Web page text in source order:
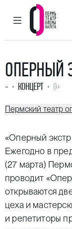
ГЛАВНОЕ МЕНЮ
ОПЕРНЫЙ
- КОНЦЕРТ 0+
Пермский театр
«Оперный
Ежегодно в
(27 марта)
проводит
открываются
цеха и
и репетиторы